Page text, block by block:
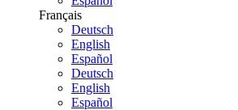
Français
Deutsch
English
Español
Deutsch
English
Español